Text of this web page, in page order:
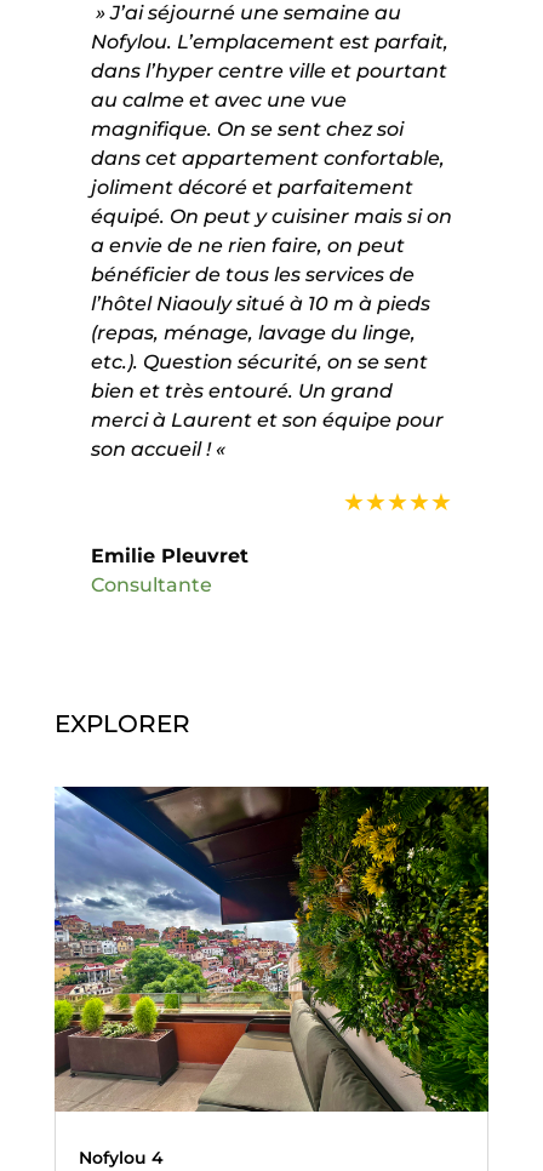
» J’ai séjourné une semaine au
Nofylou. L’emplacement est parfait,
dans l’hyper centre ville et pourtant
au calme et avec une vue
magnifique. On se sent chez soi
dans cet appartement confortable,
joliment décoré et parfaitement
équipé. On peut y cuisiner mais si on
a envie de ne rien faire, on peut
bénéficier de tous les services de
l’hôtel Niaouly situé à 10 m à pieds
(repas, ménage, lavage du linge,
etc.). Question sécurité, on se sent
bien et très entouré. Un grand
merci à Laurent et son équipe pour
son accueil ! «
★★★★★
Emilie Pleuvret
Consultante
EXPLORER
Nofylou 4